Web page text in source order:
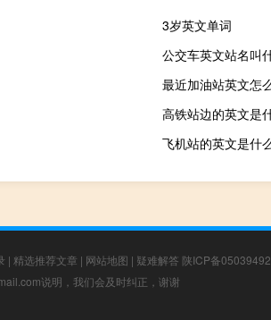
3岁英文单词
公交车英文站名叫
最近加油站英文怎
高铁站边的英文是
飞机站的英文是什
| 精选推荐文章 | 网站地图 | 疑难解答 陕ICP备
说明，我们会及时纠正，谢谢